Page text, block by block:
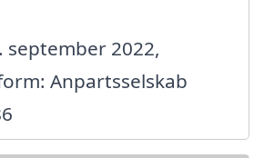
september 2022,
Anpartsselskab